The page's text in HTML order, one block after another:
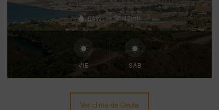
64% 13mh
VIE SÁB
Ver clima de Ceuta